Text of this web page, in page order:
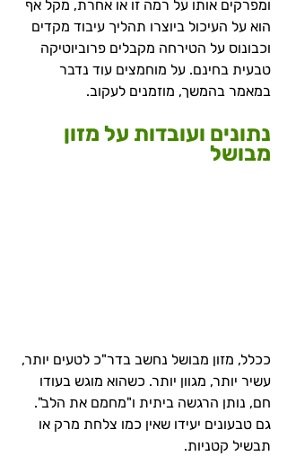
ומפרקים אותו על רמה זו או אחרת, מקל אף
הוא על העיכול ביוצרו תהליך עיבוד מקדים
וכבונוס על הטירחה מקבלים פרוביוטיקה
טבעית בחינם. על מוחמצים עוד נדבר
במאמר בהמשך, מוזמנים לעקוב.
נתונים ועובדות על מזון
מבושל
ככלל, מזון מבושל נחשב בדר"כ לטעים יותר,
עשיר יותר, מגוון יותר. כשהוא מוגש בעודו
חם, נותן הרגשה ביתית ו"מחמם את הלב".
גם טבעונים יעידו שאין כמו צלחת מרק או
תבשיל קטניות.